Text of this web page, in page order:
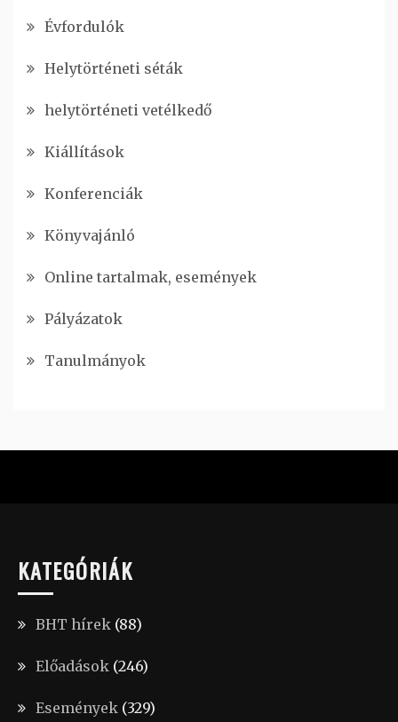
Évfordulók
Helytörténeti séták
helytörténeti vetélkedő
Kiállítások
Konferenciák
Könyvajánló
Online tartalmak, események
Pályázatok
Tanulmányok
KATEGÓRIÁK
BHT hírek (88)
Előadások (246)
Események (329)